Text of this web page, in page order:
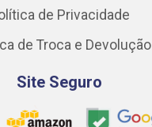
de Privacidade
de Troca e Devolução
Site Seguro